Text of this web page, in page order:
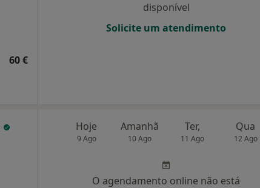
60 €
disponível
Solicite um atendimento
Hoje
9 Ago
Amanhã
10 Ago
Ter,
11 Ago
Qua
12 Ago
O agendamento online não está